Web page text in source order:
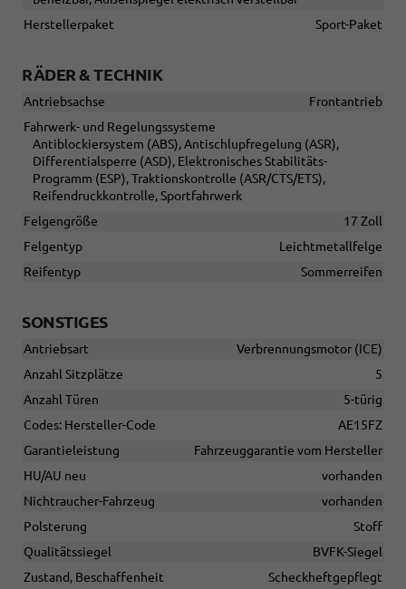
Herstellerpaket
Sport-Paket
RÄDER & TECHNIK
Antriebsachse
Frontantrieb
Fahrwerk- und Regelungssysteme
Antiblockiersystem (ABS), Antischlupfregelung (ASR),
Differentialsperre (ASD), Elektronisches Stabilitäts-
Programm (ESP), Traktionskontrolle (ASR/CTS/ETS),
Reifendruckkontrolle, Sportfahrwerk
Felgengröße
17 Zoll
Felgentyp
Leichtmetallfelge
Reifentyp
Sommerreifen
SONSTIGES
Antriebsart
Verbrennungsmotor (ICE)
Anzahl Sitzplätze
5
Anzahl Türen
5-türig
Codes: Hersteller-Code
AE15FZ
Garantieleistung
Fahrzeuggarantie vom Hersteller
HU/AU neu
vorhanden
Nichtraucher-Fahrzeug
vorhanden
Polsterung
Stoff
Qualitätssiegel
BVFK-Siegel
Zustand, Beschaffenheit
Scheckheftgepflegt